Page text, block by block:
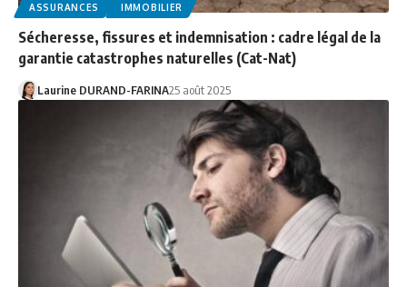
ASSURANCES IMMOBILIER
Sécheresse, fissures et indemnisation : cadre légal de la
garantie catastrophes naturelles (Cat-Nat)
Laurine DURAND-FARINA25 août 2025